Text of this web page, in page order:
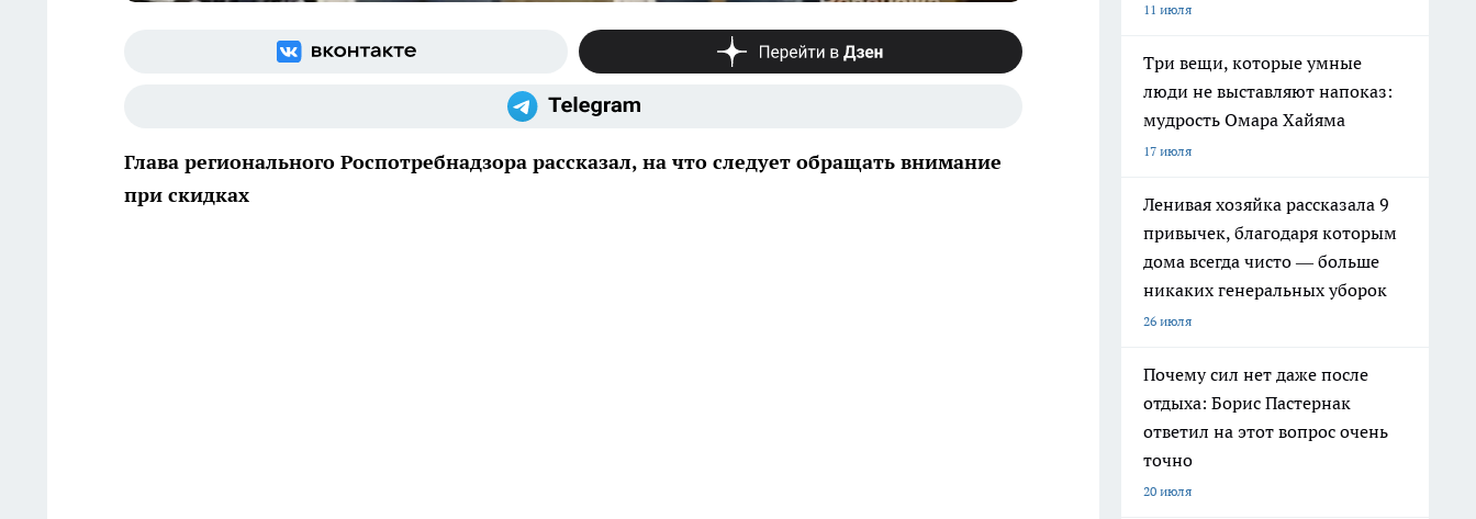
Глава регионального Роспотребнадзора рассказал, на что следует обращать внимание
при скидках
11 июля
Три вещи, которые умные
люди не выставляют напоказ:
мудрость Омара Хайяма
17 июля
Ленивая хозяйка рассказала 9
привычек, благодаря которым
дома всегда чисто — больше
никаких генеральных уборок
26 июля
Почему сил нет даже после
отдыха: Борис Пастернак
ответил на этот вопрос очень
точно
20 июля